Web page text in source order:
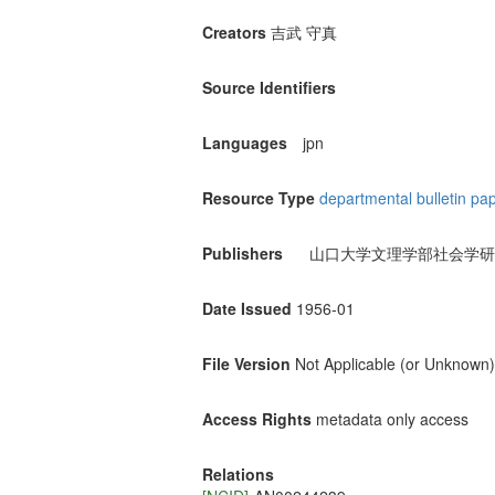
Creators 吉武 守真
Source Identifiers
Languages jpn
Resource Type departmental bulletin
Publishers 山口大学文理学部社会学
Date Issued 1956-01
File Version Not Applicable (or Unknown)
Access Rights metadata only access
Relations